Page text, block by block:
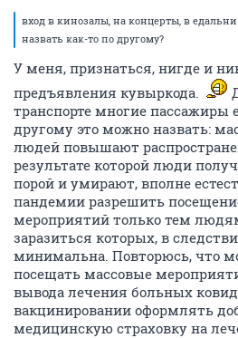
вход в кинозалы, на концерты, в
назвать как-то по другому?
У меня, признаться, нигде и
предъявления кувыркода.
транспорте многие пассажиры
другому это можно назвать:
людей повышают
результате которой люди
порой и умирают, вполне
пандемии разрешить
мероприятий только тем
заразиться которых, в
минимальна. Повторюсь, что
посещать массовые
вывода лечения больных
вакцинировании оформлять
медицинскую страховку на